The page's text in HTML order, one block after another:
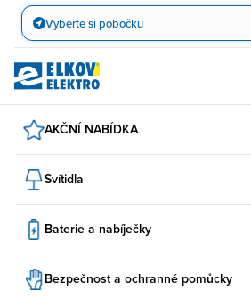
Přejít
obsah
Vyberte si pobočku
AKČNÍ NABÍDKA
Svítidla
Baterie a nabíječky
Bezpečnost a ochranné pomůcky